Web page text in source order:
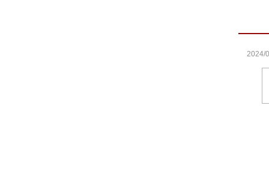
2024/